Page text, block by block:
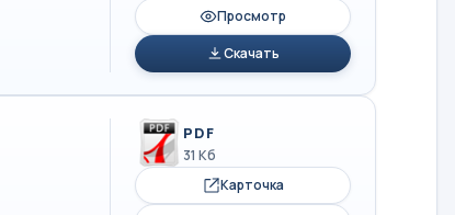
Просмотр
Скачать
PDF
31 Кб
Карточка